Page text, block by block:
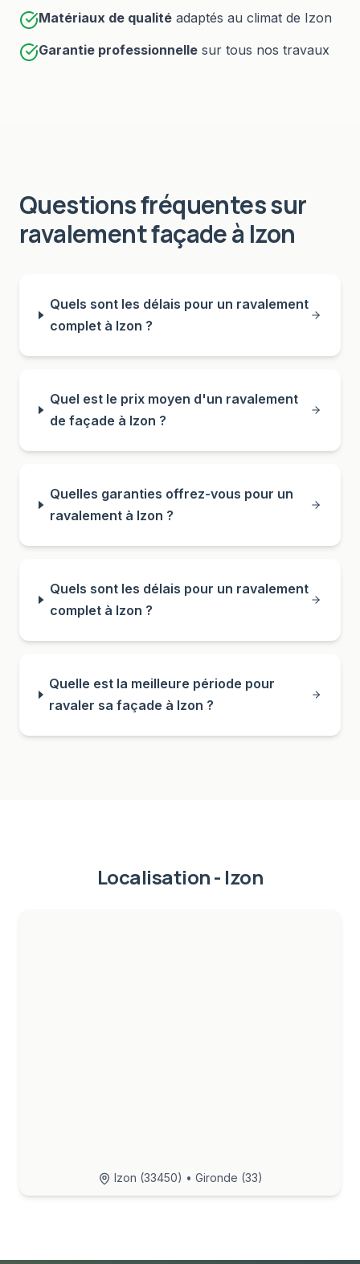
Matériaux de qualité adaptés au climat de Izon
Garantie professionnelle sur tous nos travaux
Questions fréquentes sur
ravalement façadeà Izon
Quels sont les délais pour un ravalement
complet à Izon ?
Quel est le prix moyen d'un ravalement
de façade à Izon ?
Quelles garanties offrez-vous pour un
ravalement à Izon ?
Quels sont les délais pour un ravalement
complet à Izon ?
Quelle est la meilleure période pour
ravaler sa façade à Izon ?
Localisation - Izon
Izon (33450) • Gironde (33)